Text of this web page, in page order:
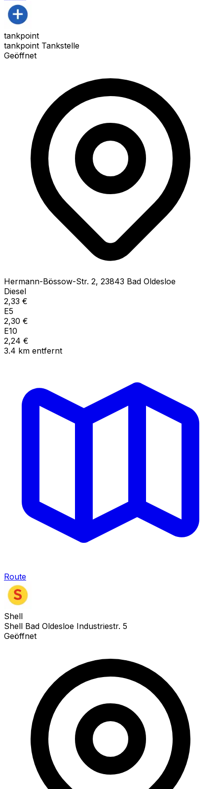
tankpoint
tankpoint Tankstelle
Geöffnet
Hermann-Bössow-Str. 2, 23843 Bad Oldesloe
Diesel
2,33 €
E5
2,30 €
E10
2,24 €
3.4 km entfernt
Route
Shell
Shell Bad Oldesloe Industriestr. 5
Geöffnet